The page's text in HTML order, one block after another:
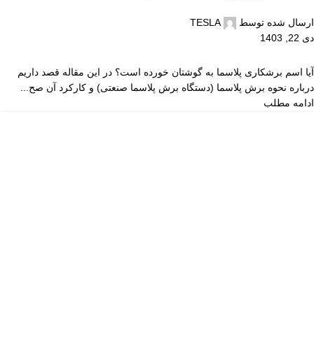
ارسال شده توسط
TESLA
دی 22, 1403
آیا اسم برشکاری پلاسما به گوشتان خورده است؟ در این مقاله قصد داریم
درباره نحوه برش پلاسما (دستگاه برش پلاسما صنعتی) و کارکرد آن صح...
ادامه مطلب